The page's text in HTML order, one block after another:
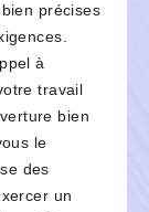
précises
à
travail
bien
le
des
un